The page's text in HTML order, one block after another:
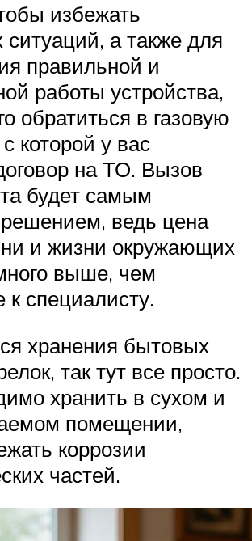
избежать
а также для
правильной и
работы устройства,
обратиться в газовую
которой у вас
на ТО. Вызов
будет самым
ведь цена
и жизни окружающих
выше, чем
специалисту.
хранения бытовых
так тут все просто.
хранить в сухом и
помещении,
коррозии
частей.